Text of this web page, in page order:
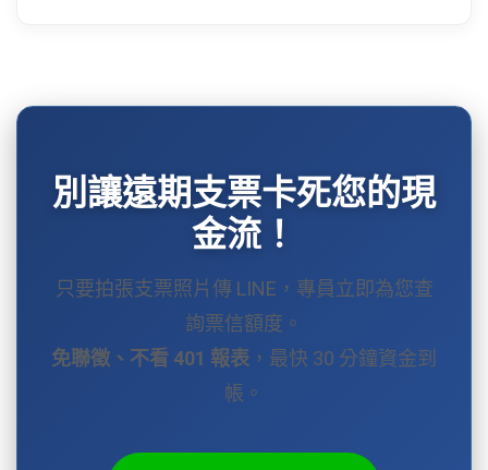
別讓遠期支票卡死您的現
金流！
只要拍張支票照片傳 LINE，專員立即為您查
詢票信額度。
免聯徵、不看 401 報表 ，最快 30 分鐘資金到
帳。